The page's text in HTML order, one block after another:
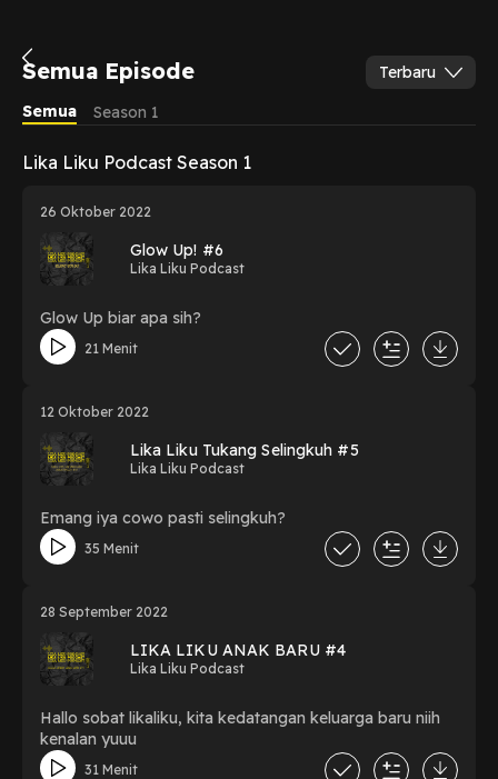
Semua Episode
Terbaru
Semua
Season 1
Lika Liku Podcast Season 1
26 Oktober 2022
Glow Up! #6
Lika Liku Podcast
Glow Up biar apa sih?
21 Menit
12 Oktober 2022
Lika Liku Tukang Selingkuh #5
Lika Liku Podcast
Emang iya cowo pasti selingkuh?
35 Menit
28 September 2022
LIKA LIKU ANAK BARU #4
Lika Liku Podcast
Hallo sobat likaliku, kita kedatangan keluarga baru niih
kenalan yuuu
31 Menit